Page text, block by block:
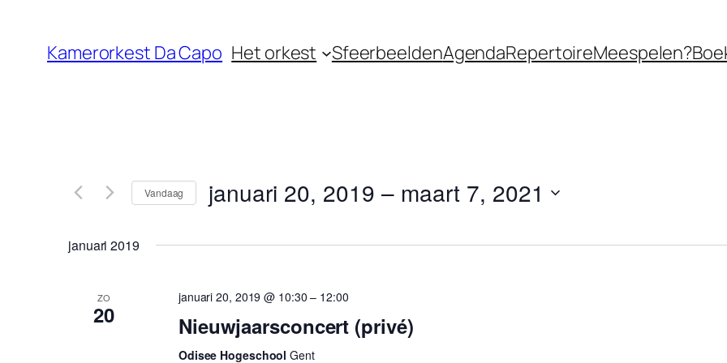
Kamerorkest Da Capo Het orkest SfeerbeeldenAgendaRepertoireMeespelen?
Vandaag januari 20, 2019 – maart 7, 2021
een
januari 2019
ZO
20
januari 20, 2019 @ 10:30 – 12:00
Nieuwjaarsconcert (privé)
Odisee HogeschoolGent